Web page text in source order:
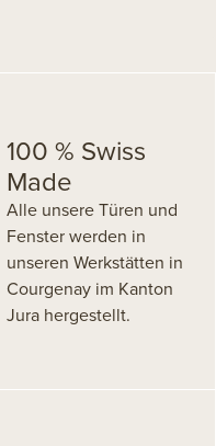
100 % Swiss
Made
Alle unsere Türen und
Fenster werden in
unseren Werkstätten in
Courgenay im Kanton
Jura hergestellt.